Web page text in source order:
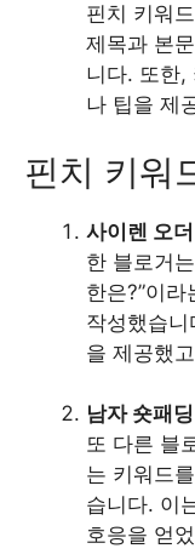
핀치 키워
제목과 본
니다. 또한,
나 팁을 제
핀치 키워
사이렌 오
한 블로거
한은?”이
작성했습
을 제공했
남자 숏패
또 다른 블
는 키워드
습니다. 이
호응을 얻